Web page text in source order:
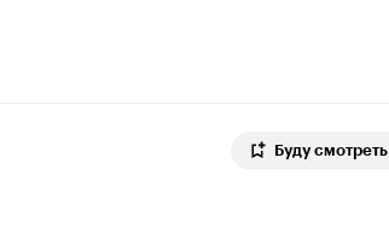
Буду смотреть